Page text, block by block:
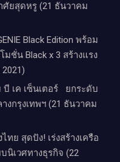
ศัยสุดหรู (21 ธันวาคม
Black Edition พร้อม
ชั่น Black x 3 สร้างแรง
บี เค เซ็นเตอร์ ยกระดับ
งกรุงเทพฯ (21 ธันวาคม
ทย สุดปัง! เร่งสร้างเครือ
นิเวศทางธุรกิจ (22